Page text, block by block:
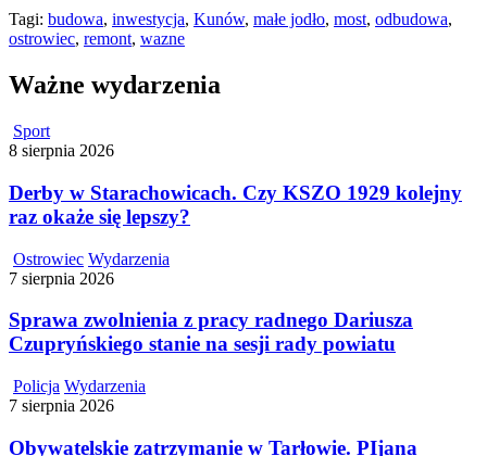
Tagi: budowa, inwestycja, Kunów, małe jodło, most, odbudowa,
ostrowiec, remont, wazne
Ważne wydarzenia
Sport
8 sierpnia 2026
Derby w Starachowicach. Czy KSZO 1929 kolejny
raz okaże się lepszy?
Ostrowiec Wydarzenia
7 sierpnia 2026
Sprawa zwolnienia z pracy radnego Dariusza
Czupryńskiego stanie na sesji rady powiatu
Policja Wydarzenia
7 sierpnia 2026
Obywatelskie zatrzymanie w Tarłowie. PIjana